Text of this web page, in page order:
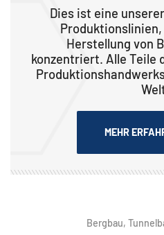
Dies ist eine
Herstellung von
konzentriert. Alle Teile
MEHR
Bergbau,